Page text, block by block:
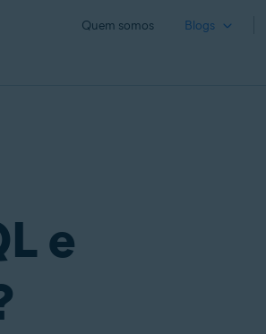
Quem somos Blogs
e